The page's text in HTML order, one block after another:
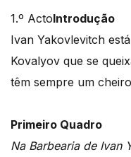
1.º ActoIntrodução
Ivan Yakovlevitch
Kovalyov que se
têm sempre um
Primeiro Quadro
Na Barbearia de Ivan